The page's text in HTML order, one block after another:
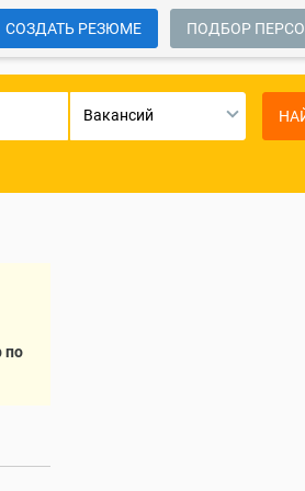
СОЗДАТЬ РЕЗЮМЕ ПОДБОР
Вакансий
по